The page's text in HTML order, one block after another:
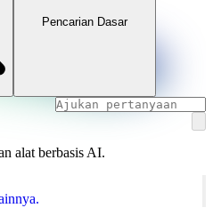
Pencarian Dasar
alat berbasis AI.